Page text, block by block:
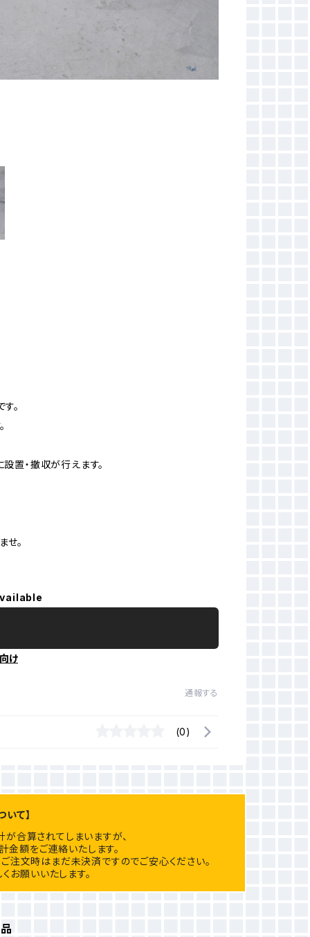
。
置・撤収が行えます。
せ。
け
通報する
(0)
て】
合算されてしまいますが、
額をご連絡いたします。
注文時はまだ未決済ですのでご安心ください。
お願いいたします。